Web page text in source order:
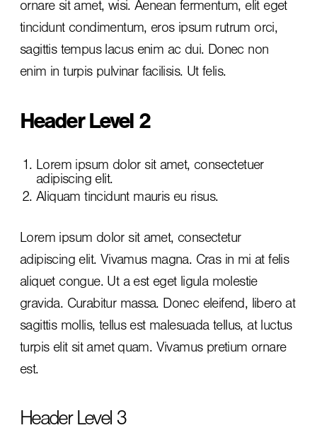
ornare sit amet, wisi. Aenean fermentum, elit eget
tincidunt condimentum, eros ipsum rutrum orci,
sagittis tempus lacus enim ac dui. Donec non
enim in turpis pulvinar facilisis. Ut felis.
Header Level 2
Lorem ipsum dolor sit amet, consectetuer
adipiscing elit.
Aliquam tincidunt mauris eu risus.
Lorem ipsum dolor sit amet, consectetur
adipiscing elit. Vivamus magna. Cras in mi at felis
aliquet congue. Ut a est eget ligula molestie
gravida. Curabitur massa. Donec eleifend, libero at
sagittis mollis, tellus est malesuada tellus, at luctus
turpis elit sit amet quam. Vivamus pretium ornare
est.
Header Level 3